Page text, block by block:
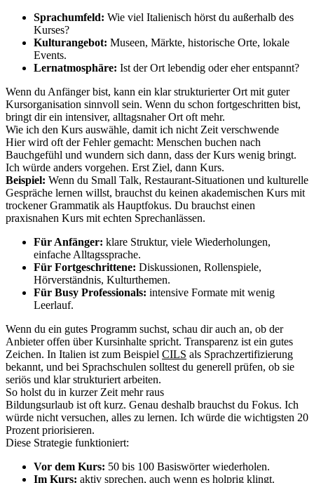
Sprachumfeld: Wie viel Italienisch hörst du außerhalb des
Kurses?
Kulturangebot: Museen, Märkte, historische Orte, lokale
Events.
Lernatmosphäre: Ist der Ort lebendig oder eher entspannt?
Wenn du Anfänger bist, kann ein klar strukturierter Ort mit guter
Kursorganisation sinnvoll sein. Wenn du schon fortgeschritten bist,
bringt dir ein intensiver, alltagsnaher Ort oft mehr.
Wie ich den Kurs auswähle, damit ich nicht Zeit verschwende
Hier wird oft der Fehler gemacht: Menschen buchen nach
Bauchgefühl und wundern sich dann, dass der Kurs wenig bringt.
Ich würde anders vorgehen. Erst Ziel, dann Kurs.
Beispiel: Wenn du Small Talk, Restaurant-Situationen und kulturelle
Gespräche lernen willst, brauchst du keinen akademischen Kurs mit
trockener Grammatik als Hauptfokus. Du brauchst einen
praxisnahen Kurs mit echten Sprechanlässen.
Für Anfänger: klare Struktur, viele Wiederholungen,
einfache Alltagssprache.
Für Fortgeschrittene: Diskussionen, Rollenspiele,
Hörverständnis, Kulturthemen.
Für Busy Professionals: intensive Formate mit wenig
Leerlauf.
Wenn du ein gutes Programm suchst, schau dir auch an, ob der
Anbieter offen über Kursinhalte spricht. Transparenz ist ein gutes
Zeichen. In Italien ist zum Beispiel CILS als Sprachzertifizierung
bekannt, und bei Sprachschulen solltest du generell prüfen, ob sie
seriös und klar strukturiert arbeiten.
So holst du in kurzer Zeit mehr raus
Bildungsurlaub ist oft kurz. Genau deshalb brauchst du Fokus. Ich
würde nicht versuchen, alles zu lernen. Ich würde die wichtigsten 20
Prozent priorisieren.
Diese Strategie funktioniert:
Vor dem Kurs: 50 bis 100 Basiswörter wiederholen.
Im Kurs: aktiv sprechen, auch wenn es holprig klingt.